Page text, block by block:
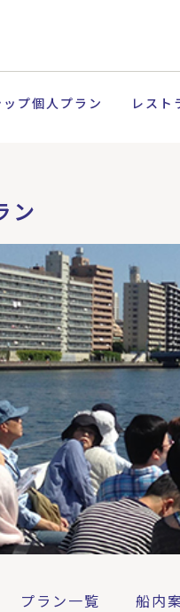
プ個人プラン レスト
ン
プラン一覧 船内